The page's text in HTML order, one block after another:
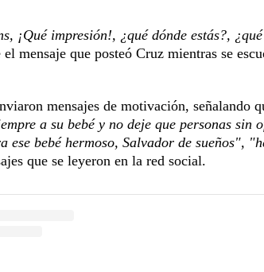
¡Qué impresión!, ¿qué dónde estás?,
el mensaje que posteó Cruz mientras se
mensajes de motivación, señalando
a su bebé y no deje que personas
ese bebé hermoso, Salvador de sueños",
que se leyeron en la red social.